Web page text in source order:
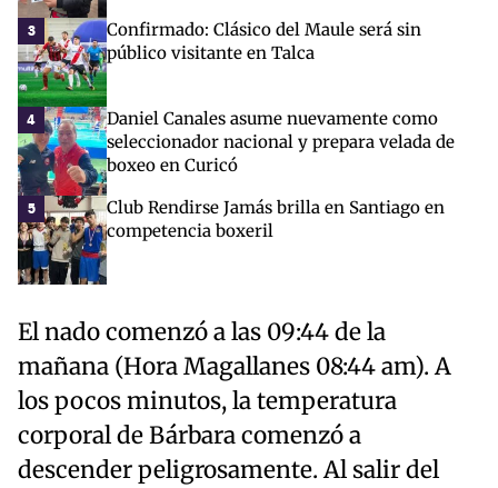
3
Confirmado: Clásico del Maule será sin
público visitante en Talca
4
Daniel Canales asume nuevamente como
seleccionador nacional y prepara velada de
boxeo en Curicó
5
Club Rendirse Jamás brilla en Santiago en
competencia boxeril
El nado comenzó a las 09:44 de la
mañana (Hora Magallanes 08:44 am). A
los pocos minutos, la temperatura
corporal de Bárbara comenzó a
descender peligrosamente. Al salir del